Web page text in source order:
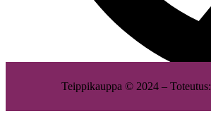
Teippikauppa © 2024 – Toteutus: